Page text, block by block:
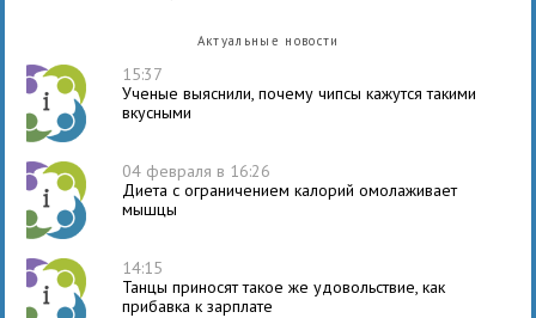
Актуальные новости
15:37
Ученые выяснили, почему чипсы кажутся такими
вкусными
04 февраля в 16:26
Диета с ограничением калорий омолаживает
мышцы
14:15
Танцы приносят такое же удовольствие, как
прибавка к зарплате